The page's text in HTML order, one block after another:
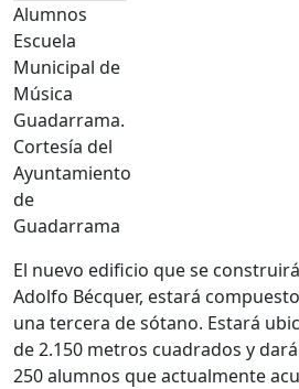
Alumnos
Escuela
Municipal de
Música
Guadarrama.
Cortesía del
Ayuntamiento
de
Guadarrama
El nuevo edificio que se
Adolfo Bécquer, estará
una tercera de sótano. Estará
de 2.150 metros cuadrados y
250 alumnos que actualmente